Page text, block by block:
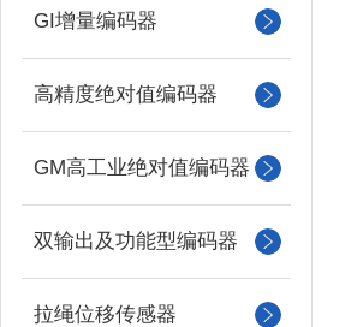
GI增量编码器
高精度绝对值编码器
GM高工业绝对值编码器
双输出及功能型编码器
拉绳位移传感器